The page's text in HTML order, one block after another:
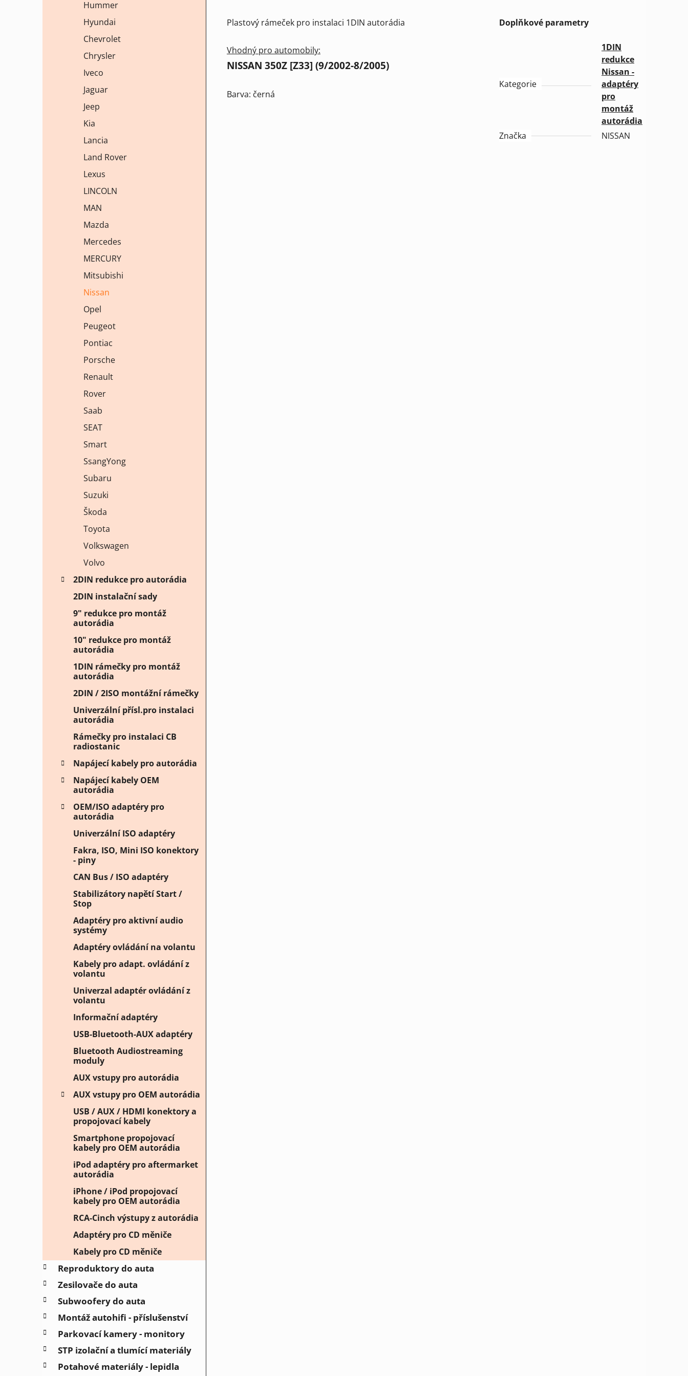
Hummer
Hyundai
Chevrolet
Chrysler
Iveco
Jaguar
Jeep
Kia
Lancia
Land Rover
Lexus
LINCOLN
MAN
Mazda
Mercedes
MERCURY
Mitsubishi
Nissan
Opel
Peugeot
Pontiac
Porsche
Renault
Rover
Saab
SEAT
Smart
SsangYong
Subaru
Suzuki
Škoda
Toyota
Volkswagen
Volvo
2DIN redukce pro autorádia
2DIN instalační sady
9" redukce pro montáž
autorádia
10" redukce pro montáž
autorádia
1DIN rámečky pro montáž
autorádia
2DIN / 2ISO montážní rámečky
Univerzální přísl.pro instalaci
autorádia
Rámečky pro instalaci CB
radiostanic
Napájecí kabely pro autorádia
Napájecí kabely OEM
autorádia
OEM/ISO adaptéry pro
autorádia
Univerzální ISO adaptéry
Fakra, ISO, Mini ISO konektory
- piny
CAN Bus / ISO adaptéry
Stabilizátory napětí Start /
Stop
Adaptéry pro aktivní audio
systémy
Adaptéry ovládání na volantu
Kabely pro adapt. ovládání z
volantu
Univerzal adaptér ovládání z
volantu
Informační adaptéry
USB-Bluetooth-AUX adaptéry
Bluetooth Audiostreaming
moduly
AUX vstupy pro autorádia
AUX vstupy pro OEM autorádia
USB / AUX / HDMI konektory a
propojovací kabely
Smartphone propojovací
kabely pro OEM autorádia
iPod adaptéry pro aftermarket
autorádia
iPhone / iPod propojovací
kabely pro OEM autorádia
RCA-Cinch výstupy z autorádia
Adaptéry pro CD měniče
Kabely pro CD měniče
Reproduktory do auta
Zesilovače do auta
Subwoofery do auta
Montáž autohifi - příslušenství
Parkovací kamery - monitory
STP izolační a tlumící materiály
Potahové materiály - lepidla
Plastový rámeček pro instalaci 1DIN autorádia
Vhodný pro automobily:
NISSAN 350Z [Z33] (9/2002-8/2005)
Barva: černá
Doplňkové parametry
Kategorie
1DIN
redukce
Nissan -
adaptéry
pro
montáž
autorádia
Značka
NISSAN